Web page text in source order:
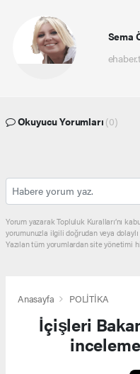
Sema
Okuyucu Yorumları (0)
Yorum yazarak Topluluk Kuralları’nı
yorumunuzla ilgili doğrudan veya
Yazılan tüm yorumlardan site yönetimi
Anasayfa POLİTİKA
İçişleri